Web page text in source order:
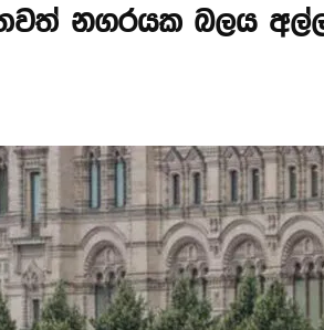
නගරයක බලය